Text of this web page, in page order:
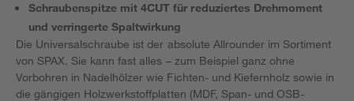
Schraubenspitze mit 4CUT für reduziertes Drehmoment
und verringerte Spaltwirkung
Die Universalschraube ist der absolute Allrounder im Sortiment
von SPAX. Sie kann fast alles – zum Beispiel ganz ohne
Vorbohren in Nadelhölzer wie Fichten- und Kiefernholz sowie in
die gängigen Holzwerkstoffplatten (MDF, Span- und OSB-